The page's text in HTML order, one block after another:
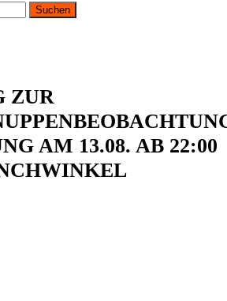
ZUR
AM 13.08. AB 22:00